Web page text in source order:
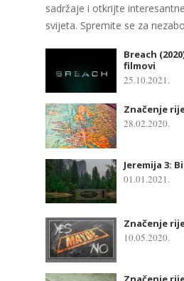
sadržaje i otkrijte
svijeta. Spremite se za
Breach
filmovi
25.10.2021.
Značenje
28.02.2020.
Jeremija 3:
01.01.2021.
Značenje
10.05.2020.